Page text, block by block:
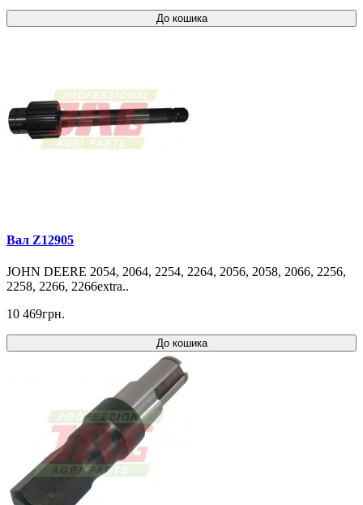
До кошика
Вал Z12905
JOHN DEERE 2054, 2064, 2254, 2264, 2056, 2058, 2066, 2256,
2258, 2266, 2266extra..
10 469грн.
До кошика